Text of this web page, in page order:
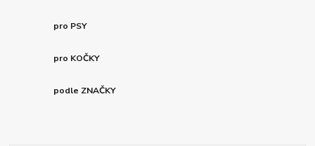
pro PSY
pro KOČKY
podle ZNAČKY